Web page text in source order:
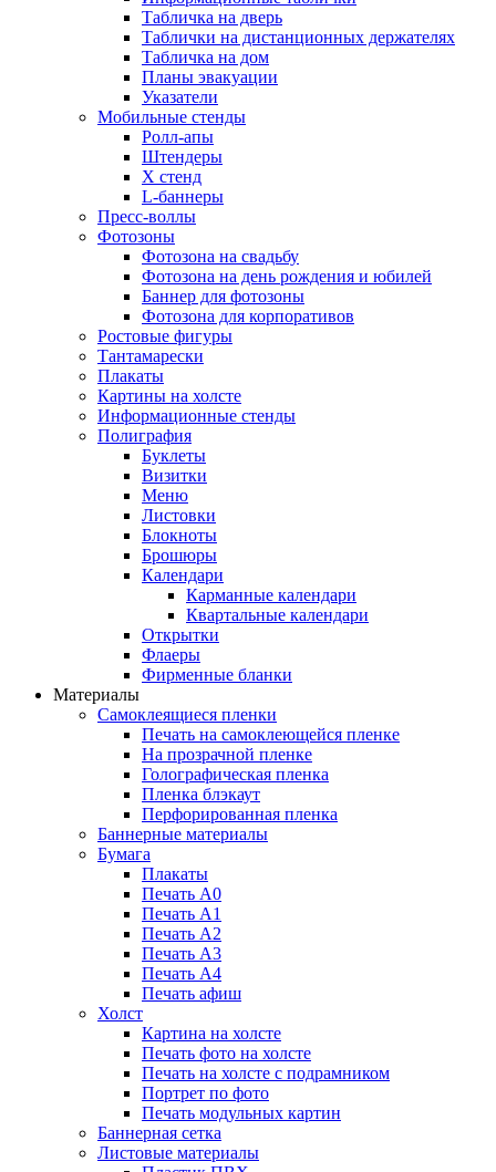
Табличка на дверь
Таблички на дистанционных держателях
Табличка на дом
Планы эвакуации
Указатели
Мобильные стенды
Ролл-апы
Штендеры
Х стенд
L-баннеры
Пресс-воллы
Фотозоны
Фотозона на свадьбу
Фотозона на день рождения и юбилей
Баннер для фотозоны
Фотозона для корпоративов
Ростовые фигуры
Тантамарески
Плакаты
Картины на холсте
Информационные стенды
Полиграфия
Буклеты
Визитки
Меню
Листовки
Блокноты
Брошюры
Календари
Карманные календари
Квартальные календари
Открытки
Флаеры
Фирменные бланки
Материалы
Самоклеящиеся пленки
Печать на самоклеющейся пленке
На прозрачной пленке
Голографическая пленка
Пленка блэкаут
Перфорированная пленка
Баннерные материалы
Бумага
Плакаты
Печать А0
Печать А1
Печать А2
Печать А3
Печать А4
Печать афиш
Холст
Картина на холсте
Печать фото на холсте
Печать на холсте с подрамником
Портрет по фото
Печать модульных картин
Баннерная сетка
Листовые материалы